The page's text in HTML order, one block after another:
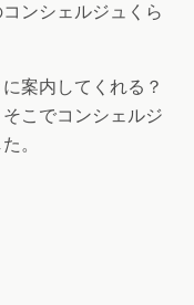
ンシェルジュくら
案内してくれる？
こでコンシェルジ
。